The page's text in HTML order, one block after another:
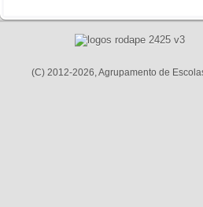
(C) 2012-2026, Agrupamento de